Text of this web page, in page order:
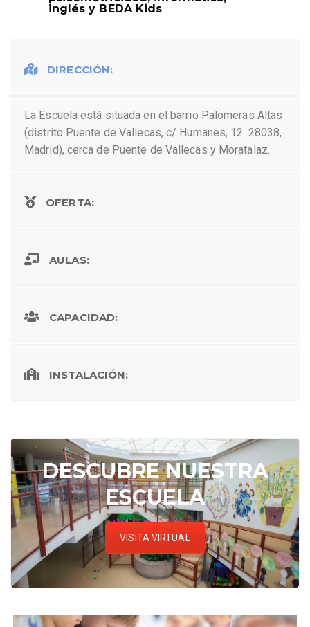
inglés y BEDA Kids
DIRECCIÓN:
La Escuela está situada en el barrio Palomeras Altas
(distrito Puente de Vallecas, c/ Humanes, 12. 28038,
Madrid), cerca de Puente de Vallecas y Moratalaz.
OFERTA:
AULAS:
CAPACIDAD:
INSTALACIÓN:
DESCUBRE NUESTRA
ESCUELA
VISITA VIRTUAL